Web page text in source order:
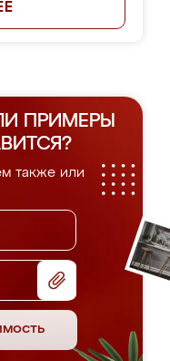
ПРИМЕРЫ
также или